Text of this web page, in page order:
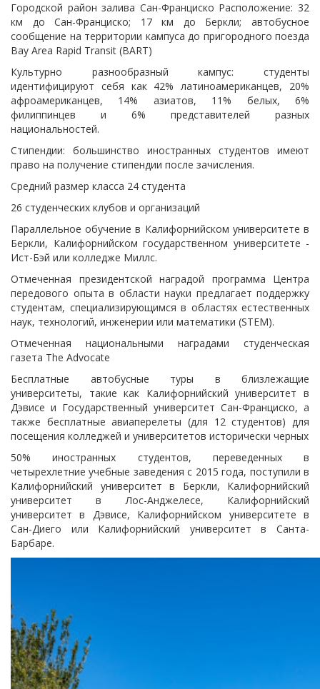
Городской район залива Сан-Франциско Расположение: 32
км до Сан-Франциско; 17 км до Беркли; автобусное
сообщение на территории кампуса до пригородного поезда
Bay Area Rapid Transit (BART)
Культурно разнообразный кампус: студенты
идентифицируют себя как 42% латиноамериканцев, 20%
афроамериканцев, 14% азиатов, 11% белых, 6%
филиппинцев и 6% представителей разных
национальностей.
Стипендии: большинство иностранных студентов имеют
право на получение стипендии после зачисления.
Средний размер класса 24 студента
26 студенческих клубов и организаций
Параллельное обучение в Калифорнийском университете в
Беркли, Калифорнийском государственном университете -
Ист-Бэй или колледже Миллс.
Отмеченная президентской наградой программа Центра
передового опыта в области науки предлагает поддержку
студентам, специализирующимся в областях естественных
наук, технологий, инженерии или математики (STEM).
Отмеченная национальными наградами студенческая
газета The Advocate
Бесплатные автобусные туры в близлежащие
университеты, такие как Калифорнийский университет в
Дэвисе и Государственный университет Сан-Франциско, а
также бесплатные авиаперелеты (для 12 студентов) для
посещения колледжей и университетов исторически черных
50% иностранных студентов, переведенных в
четырехлетние учебные заведения с 2015 года, поступили в
Калифорнийский университет в Беркли, Калифорнийский
университет в Лос-Анджелесе, Калифорнийский
университет в Дэвисе, Калифорнийском университете в
Сан-Диего или Калифорнийский университет в Санта-
Барбаре.